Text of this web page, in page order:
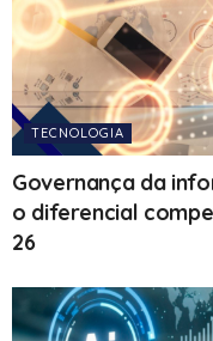
TECNOLOGIA
Governança da
o diferencial
26